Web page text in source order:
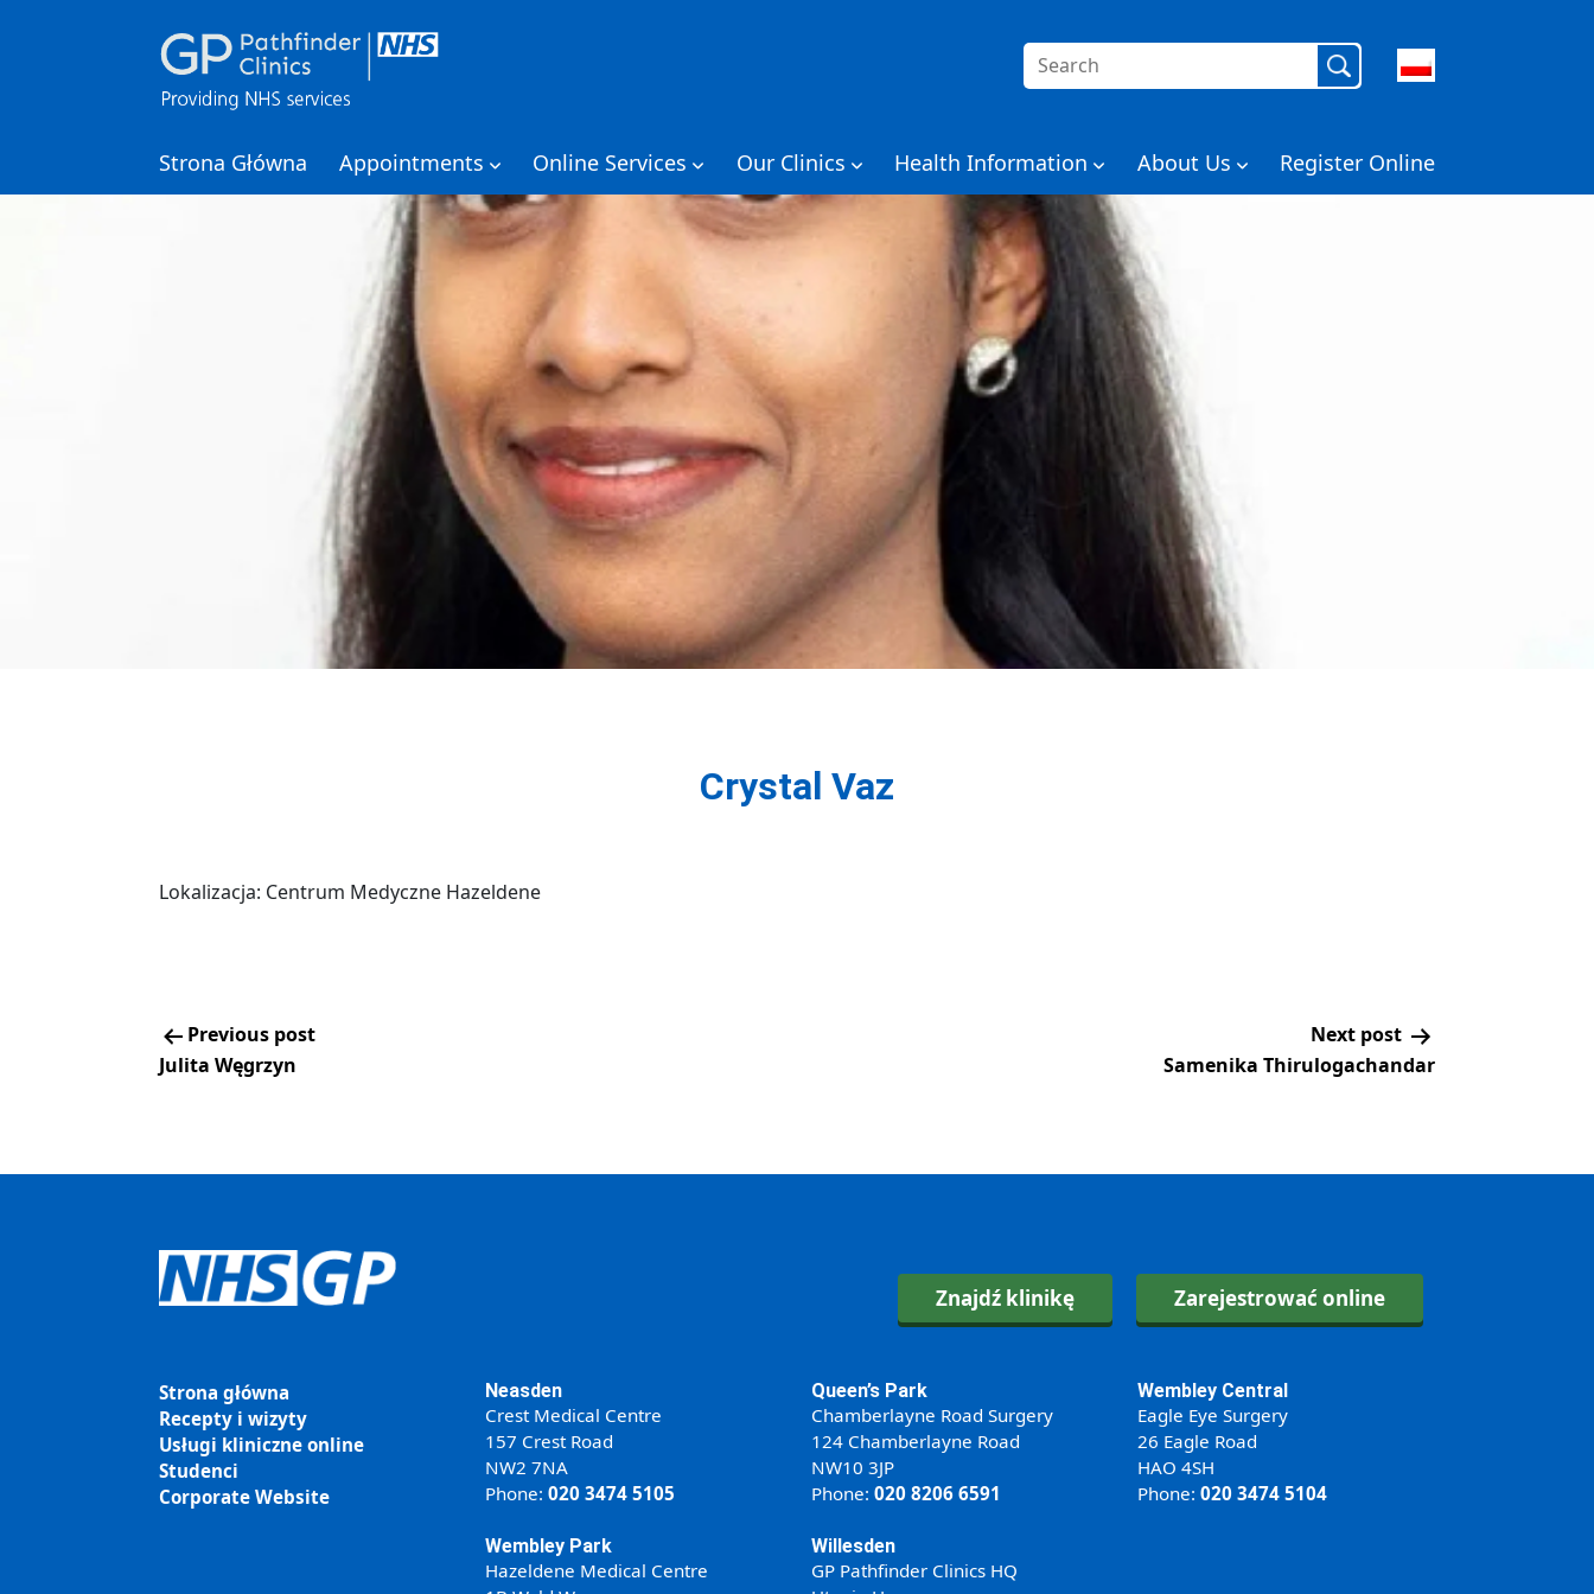
Szukaj:
Strona Główna Appointments Online Services Our Clinics Health Information About Us Register Online
Crystal Vaz
Lokalizacja: Centrum Medyczne Hazeldene
Previous post
Julita Węgrzyn
Next post
Samenika Thirulogachandar
Znajdź klinikę Zarejestrować online
Strona główna
Recepty i wizyty
Usługi kliniczne online
Studenci
Corporate Website
Neasden
Crest Medical Centre
157 Crest Road
NW2 7NA
Phone: 020 3474 5105
Queen’s Park
Chamberlayne Road Surgery
124 Chamberlayne Road
NW10 3JP
Phone: 020 8206 6591
Wembley Central
Eagle Eye Surgery
26 Eagle Road
HAO 4SH
Phone: 020 3474 5104
Wembley Park
Hazeldene Medical Centre
Willesden
GP Pathfinder Clinics HQ